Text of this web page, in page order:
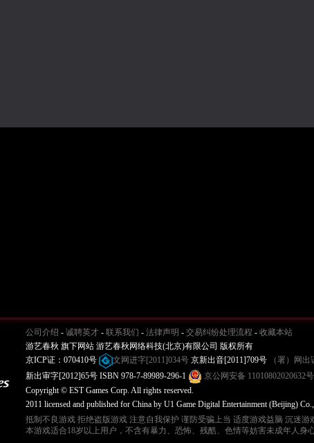
公司介绍 - 诚聘英才 - 联系我们 - 法律声明 - 交易纠纷处理流程 - 收藏本站
游艺春秋 旗下网站 游艺春秋网络科技(北京)有限公司 版权所有
京ICP证：070410号
文网进字[2011]034号 京新出音[2011]709号
（署）网
新出审字[2012]65号 ISBN 978-7-89989-296-1
京公网安备 11010802020632号
Copyright © EST Games Corp. All rights reserved.
2011 licensed and published for China by U1 Game Digital Entertainment (Beijing)
抵制不良游戏 拒绝盗版游戏 注意自我保护 谨防受骗上当 适度游戏益脑 沉迷
本游戏适合18岁以上用户，不含有暴力、恐怖、残酷、色情等妨害未成年人身